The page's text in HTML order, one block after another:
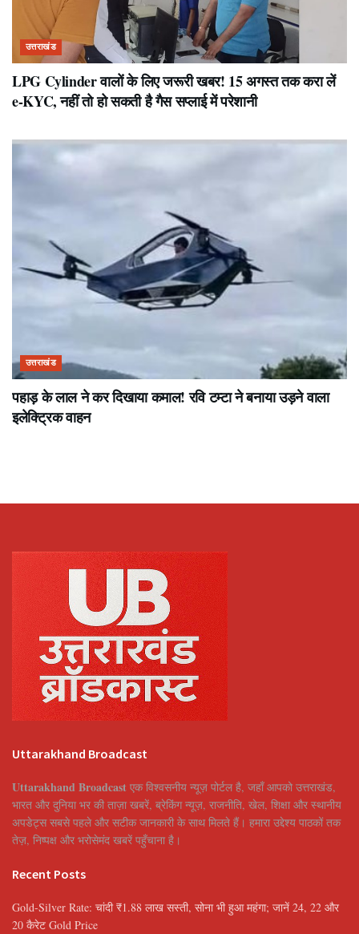
उत्तराखंड
LPG Cylinder वालों के लिए जरूरी खबर! 15 अगस्त तक करा लें
e-KYC, नहीं तो हो सकती है गैस सप्लाई में परेशानी
उत्तराखंड
पहाड़ के लाल ने कर दिखाया कमाल! रवि टम्टा ने बनाया उड़ने वाला
इलेक्ट्रिक वाहन
Uttarakhand Broadcast
Uttarakhand Broadcast एक विश्वसनीय न्यूज़ पोर्टल है, जहाँ आपको उत्तराखंड,
भारत और दुनिया भर की ताज़ा खबरें, ब्रेकिंग न्यूज़, राजनीति, खेल, शिक्षा और स्थानीय
अपडेट्स सबसे पहले और सटीक जानकारी के साथ मिलते हैं। हमारा उद्देश्य पाठकों तक
तेज़, निष्पक्ष और भरोसेमंद खबरें पहुँचाना है।
Recent Posts
Gold-Silver Rate: चांदी ₹1.88 लाख सस्ती, सोना भी हुआ महंगा; जानें 24, 22 और
20 कैरेट Gold Price